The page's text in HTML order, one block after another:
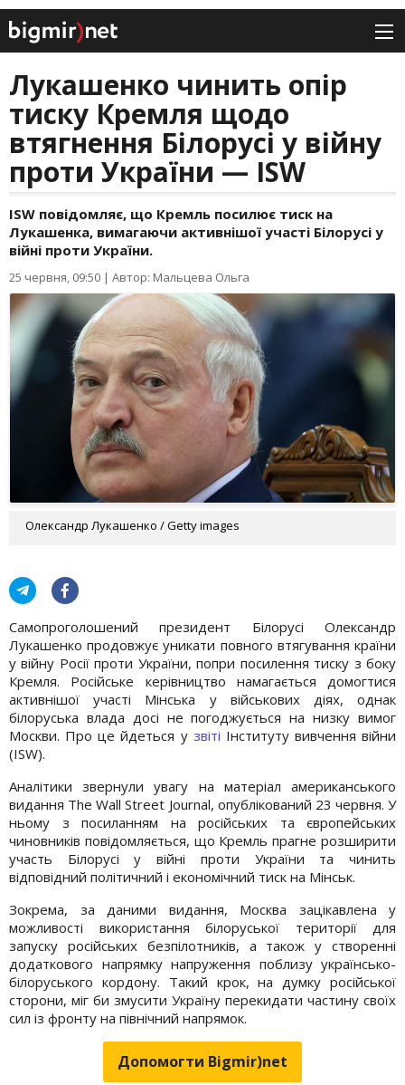
Лукашенко чинить опір
тиску Кремля щодо
втягнення Білорусі у війну
проти України — ISW
ISW повідомляє, що Кремль посилює тиск на
Лукашенка, вимагаючи активнішої участі Білорусі у
війні проти України.
25 червня, 09:50 | Автор: Мальцева Ольга
Олександр Лукашенко / Getty images
Самопроголошений президент Білорусі Олександр
Лукашенко продовжує уникати повного втягування країни
у війну Росії проти України, попри посилення тиску з боку
Кремля. Російське керівництво намагається домогтися
активнішої участі Мінська у військових діях, однак
білоруська влада досі не погоджується на низку вимог
Москви. Про це йдеться у звіті Інституту вивчення війни
(ISW).
Аналітики звернули увагу на матеріал американського
видання The Wall Street Journal, опублікований 23 червня. У
ньому з посиланням на російських та європейських
чиновників повідомляється, що Кремль прагне розширити
участь Білорусі у війні проти України та чинить
відповідний політичний і економічний тиск на Мінськ.
Зокрема, за даними видання, Москва зацікавлена у
можливості використання білоруської території для
запуску російських безпілотників, а також у створенні
додаткового напрямку напруження поблизу українсько-
білоруського кордону. Такий крок, на думку російської
сторони, міг би змусити Україну перекидати частину своїх
сил із фронту на північний напрямок.
Допомогти Bigmir)net